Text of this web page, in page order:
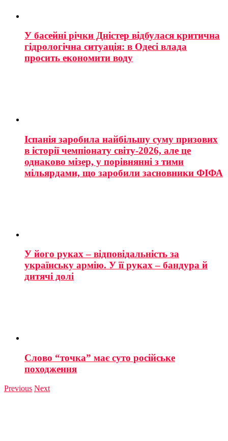
У басейні річки Дністер відбулася критична
гідрологічна ситуація: в Одесі влада
просить економити воду
Іспанія заробила найбільшу суму призових
в історії чемпіонату світу-2026, але це
однаково мізер, у порівнянні з тими
мільярдами, що заробили засновники ФІФА
У його руках – відповідальність за
українську армію. У її руках – бандура й
дитячі долі
Слово “точка” має суто російське
походження
Previous Next